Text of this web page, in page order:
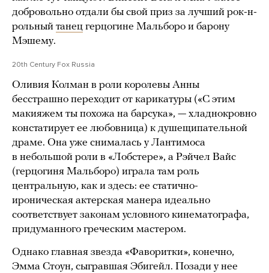
добровольно отдали бы свой приз за лучший рок-н-
рольный танец герцогине Мальборо и барону
Мэшему.
20th Century Fox Russia
Оливия Колман в роли королевы Анны
бесстрашно переходит от карикатуры («С этим
макияжем ты похожа на барсука», — хладнокровно
констатирует ее любовница) к душещипательной
драме. Она уже снималась у Лантимоса
в небольшой роли в «Лобстере», а Рэйчел Вайс
(герцогиня Мальборо) играла там роль
центральную, как и здесь: ее статично-
ироническая актерская манера идеально
соответствует законам условного кинематографа,
придуманного греческим мастером.
Однако главная звезда «Фаворитки», конечно,
Эмма Стоун, сыгравшая Эбигейл. Позади у нее